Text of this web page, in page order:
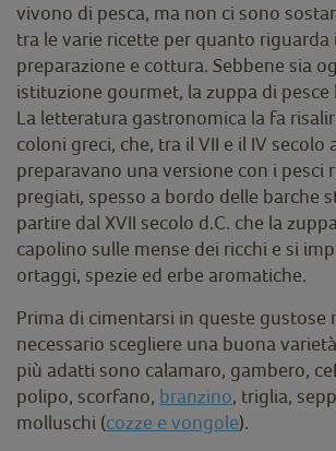
vivono di pesca, ma non ci sono
tra le varie ricette per quanto riguarda
preparazione e cottura. Sebbene sia
istituzione gourmet, la zuppa di
La letteratura gastronomica la fa
coloni greci, che, tra il VII e il IV secolo
preparavano una versione con i pesci
pregiati, spesso a bordo delle barche
partire dal XVII secolo d.C. che la
capolino sulle mense dei ricchi e si
ortaggi, spezie ed erbe aromatiche.
Prima di cimentarsi in queste gustose
necessario scegliere una buona
più adatti sono calamaro, gambero,
polipo, scorfano, branzino, triglia,
molluschi (cozze e vongole).